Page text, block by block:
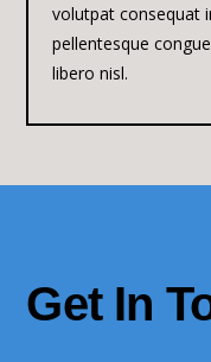
volutpat consequat
pellentesque
libero nisl.
Get In